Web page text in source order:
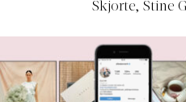
Skjorte, Stine